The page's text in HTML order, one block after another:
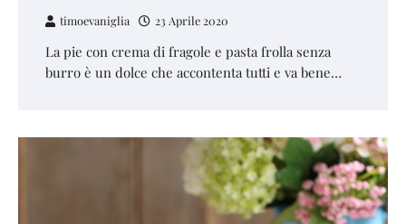
timoevaniglia 23 Aprile 2020
La pie con crema di fragole e pasta frolla senza
burro è un dolce che accontenta tutti e va bene…